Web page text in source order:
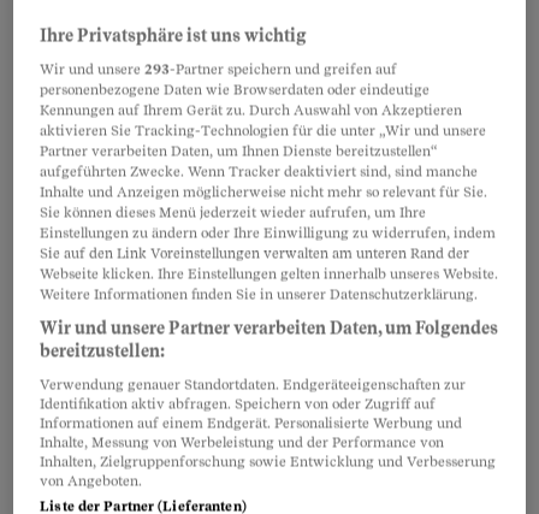
Du hast es eilig und überlegst dir, die Autos
vor dir kurz auf dem Pannenstreifen zu
überholen? 🚗💨 Warum das keine gute Idee
ist und welche Strafe dir dafür droht, erklärt
dir unser Rechtsexperte Dani Leiser.
Teilen Merken
Artikel teilen
Weitere Videos
Ihre Privatsphäre ist uns wichtig
Wir und unsere293-Partner speichern und greifen auf
personenbezogene Daten wie Browserdaten oder eindeutige
Kennungen auf Ihrem Gerät zu. Durch Auswahl von Akzeptieren
aktivieren Sie Tracking-Technologien für die unter „Wir und unsere
Partner verarbeiten Daten, um Ihnen Dienste bereitzustellen“
aufgeführten Zwecke. Wenn Tracker deaktiviert sind, sind manche
Inhalte und Anzeigen möglicherweise nicht mehr so relevant für Sie.
Sie können dieses Menü jederzeit wieder aufrufen, um Ihre
Einstellungen zu ändern oder Ihre Einwilligung zu widerrufen, indem
Sie auf den Link Voreinstellungen verwalten am unteren Rand der
Webseite klicken. Ihre Einstellungen gelten innerhalb unseres Website.
Weitere Informationen finden Sie in unserer Datenschutzerklärung.
Wir und unsere Partner verarbeiten Daten, um Folgendes
bereitzustellen:
Verwendung genauer Standortdaten. Endgeräteeigenschaften zur
Identifikation aktiv abfragen. Speichern von oder Zugriff auf
Informationen auf einem Endgerät. Personalisierte Werbung und
Inhalte, Messung von Werbeleistung und der Performance von
Inhalten, Zielgruppenforschung sowie Entwicklung und Verbesserung
von Angeboten.
Liste der Partner (Lieferanten)